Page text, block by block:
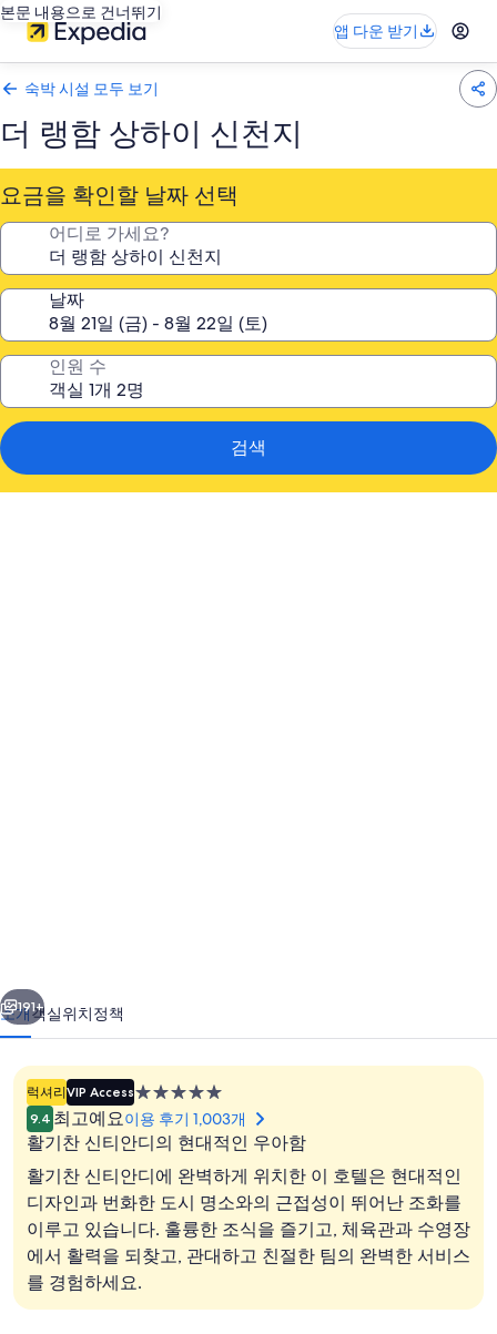
본문 내용으로 건너뛰기
앱 다운 받기
숙박 시설 모두 보기
더 랭함 상하이 신천지
요금을 확인할 날짜 선택
어디로 가세요?
날짜
인원 수
검색
천
지
의
3 개의 레스토랑, 점심 식사 및 저녁 식
다음
191+
소개객실위치정책
럭셔리VIP Access5.0
성
급
숙
박
시
설
9.4 최고예요이용 후기 1,003개
활기찬 신티안디의 현대적인 우아함
활기찬 신티안디에 완벽하게 위치한 이 호텔은 현대적인
디자인과 번화한 도시 명소와의 근접성이 뛰어난 조화를
이루고 있습니다. 훌륭한 조식을 즐기고, 체육관과 수영장
에서 활력을 되찾고, 관대하고 친절한 팀의 완벽한 서비스
를 경험하세요.